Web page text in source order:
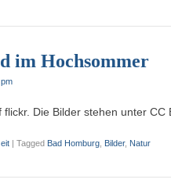
im Hochsommer
Die Bilder stehen unter CC
| Tagged Bad Homburg Bilder, Natur